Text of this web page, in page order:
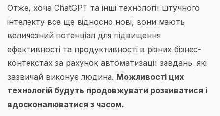
Отже, хоча ChatGPT та інші технології штучного
інтелекту все ще відносно нові, вони мають
величезний потенціал для підвищення
ефективності та продуктивності в різних бізнес-
контекстах за рахунок автоматизації завдань, які
зазвичай виконує людина. Можливості цих
технологій будуть продовжувати розвиватися і
вдосконалюватися з часом.